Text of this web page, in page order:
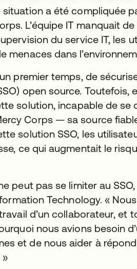
a été compliquée
L’équipe IT manquait
du service IT, les
menaces dans
premier temps, de
open source. Toutefois,
solution, incapable de
Corps — sa source
solution SSO, les
ce qui augmentait le
peut pas se limiter au
Technology. «
d’un collaborateur, et
nous avions besoin
et de nous aider à